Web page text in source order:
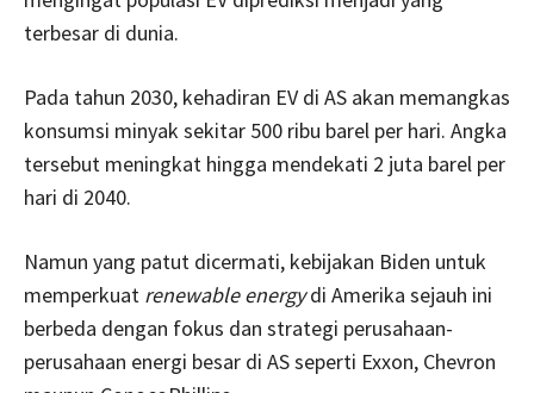
terbesar di dunia.
Pada tahun 2030, kehadiran EV di AS akan memangkas
konsumsi minyak sekitar 500 ribu barel per hari. Angka
tersebut meningkat hingga mendekati 2 juta barel per
hari di 2040.
Namun yang patut dicermati, kebijakan Biden untuk
memperkuat renewable energydi Amerika sejauh ini
berbeda dengan fokus dan strategi perusahaan-
perusahaan energi besar di AS seperti Exxon, Chevron